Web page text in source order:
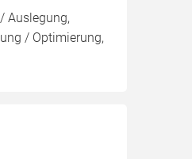
Auslegung,
/ Optimierung,